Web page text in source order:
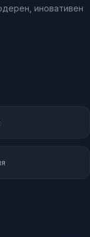
иновативен